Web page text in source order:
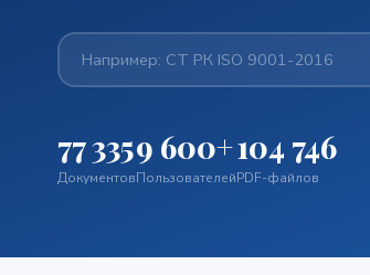
77 335
Документов
9 600+
Пользователей
104 746
PDF-файлов